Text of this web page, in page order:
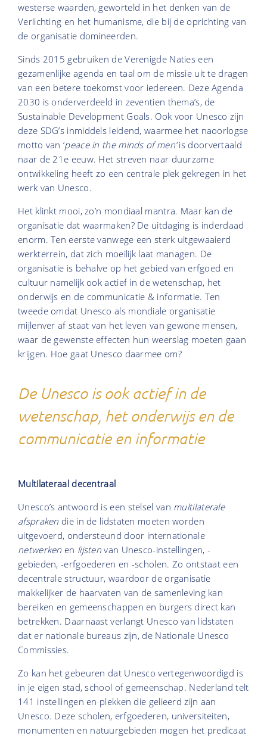
westerse waarden, geworteld in het denken van de
Verlichting en het humanisme, die bij de oprichting van
de organisatie domineerden.
Sinds 2015 gebruiken de Verenigde Naties een
gezamenlijke agenda en taal om de missie uit te dragen
van een betere toekomst voor iedereen. Deze Agenda
2030 is onderverdeeld in zeventien thema’s, de
Sustainable Development Goals. Ook voor Unesco zijn
deze SDG’s inmiddels leidend, waarmee het naoorlogse
motto van ‘peace in the minds of men’is doorvertaald
naar de 21e eeuw. Het streven naar duurzame
ontwikkeling heeft zo een centrale plek gekregen in het
werk van Unesco.
Het klinkt mooi, zo’n mondiaal mantra. Maar kan de
organisatie dat waarmaken? De uitdaging is inderdaad
enorm. Ten eerste vanwege een sterk uitgewaaierd
werkterrein, dat zich moeilijk laat managen. De
organisatie is behalve op het gebied van erfgoed en
cultuur namelijk ook actief in de wetenschap, het
onderwijs en de communicatie & informatie. Ten
tweede omdat Unesco als mondiale organisatie
mijlenver af staat van het leven van gewone mensen,
waar de gewenste effecten hun weerslag moeten gaan
krijgen. Hoe gaat Unesco daarmee om?
De Unesco is ook actief in de
wetenschap, het onderwijs en de
communicatie en informatie
Multilateraal decentraal
Unesco’s antwoord is een stelsel van multilaterale
afspraken die in de lidstaten moeten worden
uitgevoerd, ondersteund door internationale
netwerken en lijsten van Unesco-instellingen, -
gebieden, -erfgoederen en -scholen. Zo ontstaat een
decentrale structuur, waardoor de organisatie
makkelijker de haarvaten van de samenleving kan
bereiken en gemeenschappen en burgers direct kan
betrekken. Daarnaast verlangt Unesco van lidstaten
dat er nationale bureaus zijn, de Nationale Unesco
Commissies.
Zo kan het gebeuren dat Unesco vertegenwoordigd is
in je eigen stad, school of gemeenschap. Nederland telt
141 instellingen en plekken die gelieerd zijn aan
Unesco. Deze scholen, erfgoederen, universiteiten,
monumenten en natuurgebieden mogen het predicaat